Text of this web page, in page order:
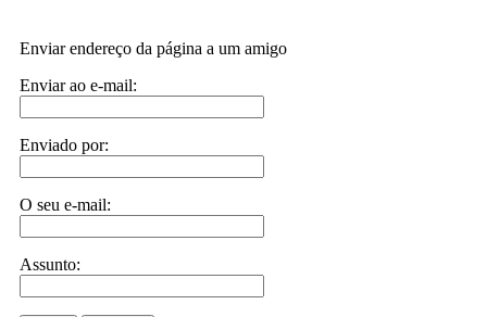
Enviar endereço da página a um amigo
Enviar ao e-mail:
Enviado por:
O seu e-mail:
Assunto: